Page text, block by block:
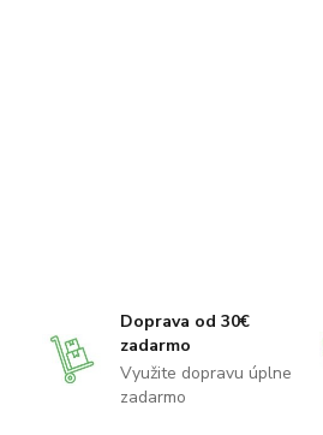
Doprava od 30€
zadarmo
Využite dopravu úplne
zadarmo